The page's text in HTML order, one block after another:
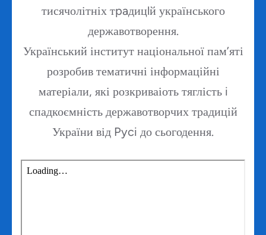
тисячолітніх тpaдицlй українського
державотворення.
Український інститут національної пам’яті
розробив тематичні інформаційні
матеріали, які розкриваіоть тяглість i
спадкоємність державотворчих традицій
України від Pyci до сьогодення.